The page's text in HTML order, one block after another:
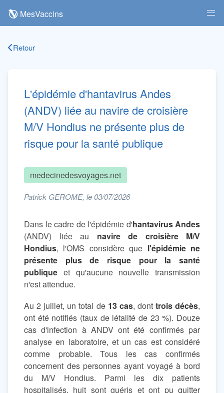
MesVaccins
Retour
L'épidémie d'hantavirus Andes
(ANDV) liée au navire de croisière
M/V Hondius ne présente plus de
risque pour la santé publique
medecinedesvoyages.net
Patrick GEROME, le 03/07/2026
Dans le cadre de l'épidémie d'hantavirus Andes
(ANDV) liée au navire de croisière M/V
Hondius, l'OMS considère que l'épidémie ne
présente plus de risque pour la santé
publique et qu'aucune nouvelle transmission
n'est attendue.
Au 2 juillet, un total de 13 cas, dont trois décès,
ont été notifiés (taux de létalité de 23 %). Douze
cas d'infection à ANDV ont été confirmés par
analyse en laboratoire, et un cas est considéré
comme probable. Tous les cas confirmés
concernent des personnes ayant voyagé à bord
du M/V Hondius. Parmi les dix patients
hospitalisés, huit sont guéris et ont pu quitter